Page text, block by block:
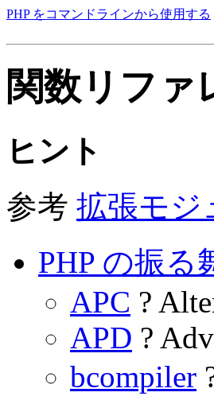
PHP をコマンドラインから使用する
関数リファ
ヒント
参考 拡張モジ
PHP の振る
APC ?
APD ?
bcompiler